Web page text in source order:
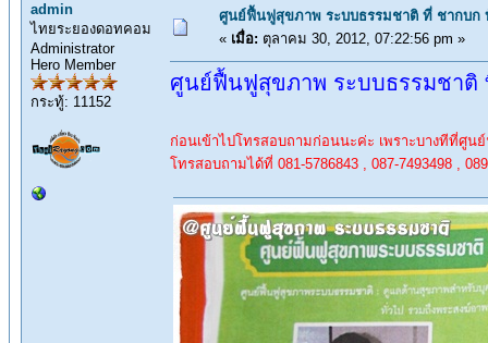
admin
ไทยระยองดอทคอม
Administrator
Hero Member
กระทู้: 11152
ศูนย์ฟื้นฟูสุขภาพ ระบบธรรมชาติ ที่ ชากบก
« เมื่อ: ตุลาคม 30, 2012, 07:22:56 pm »
ศูนย์ฟื้นฟูสุขภาพ ระบบธรรมชาติ
ก่อนเข้าไปโทรสอบถามก่อนนะค่ะ เพราะบางทีที่ศูน
โทรสอบถามได้ที่ 081-5786843 , 087-7493498 ,